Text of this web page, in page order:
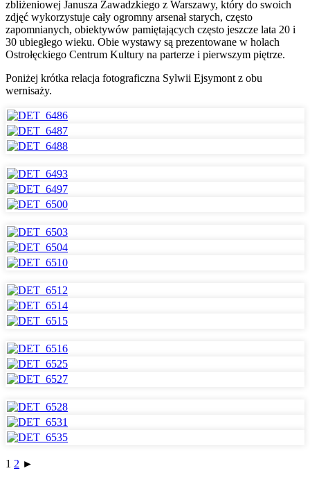
zbliżeniowej Janusza Zawadzkiego z Warszawy, który do swoich
zdjęć wykorzystuje cały ogromny arsenał starych, często
zapomnianych, obiektywów pamiętających często jeszcze lata 20 i
30 ubiegłego wieku. Obie wystawy są prezentowane w holach
Ostrołęckiego Centrum Kultury na parterze i pierwszym piętrze.
Poniżej krótka relacja fotograficzna Sylwii Ejsymont z obu
wernisaży.
1 2 ►